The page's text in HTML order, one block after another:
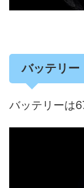
バッテリー
バッテリーは